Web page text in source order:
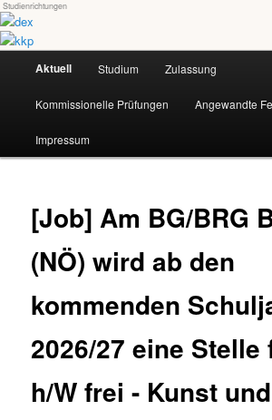
Skip
to
primary
contentdex-kkp
Universität für angewandte Kunst Wien
Studienrichtungen
Aktuell Studium Zulassung
Kommissionelle Prüfungen Angewandte
Impressum
[Job] Am BG/BRG
(NÖ) wird ab den
kommenden
2026/27 eine Stelle
h/W frei - Kunst und